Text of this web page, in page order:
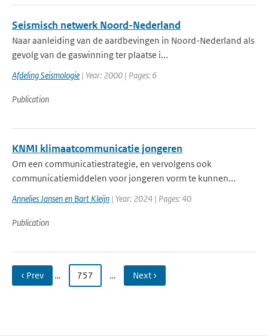
Seismisch netwerk Noord-Nederland
Naar aanleiding van de aardbevingen in Noord-Nederland als
gevolg van de gaswinning ter plaatse i...
Afdeling Seismologie | Year: 2000 | Pages: 6
Publication
KNMI klimaatcommunicatie jongeren
Om een communicatiestrategie, en vervolgens ook
communicatiemiddelen voor jongeren vorm te kunnen...
Annelies Jansen en Bart Kleijn | Year: 2024 | Pages: 40
Publication
‹ Prev … 757 … Next ›